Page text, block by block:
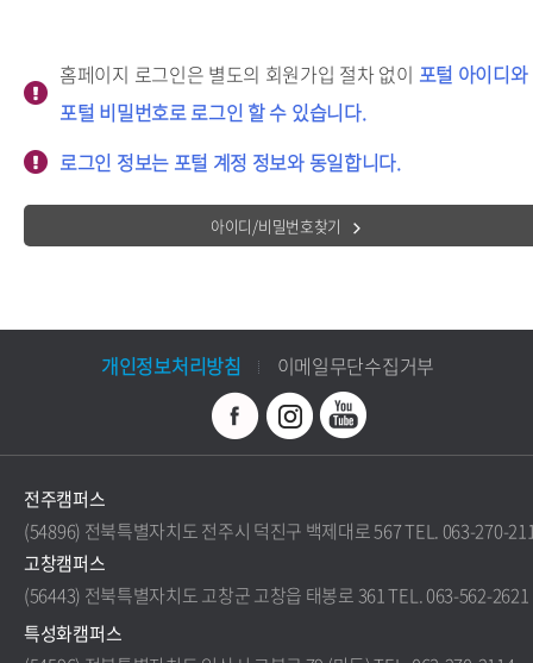
홈페이지 로그인은 별도의 회원가입 절차 없이 포털 아이디와
포털 비밀번호로 로그인 할 수 있습니다.
로그인 정보는 포털 계정 정보와 동일합니다.
아이디/비밀번호찾기
개인정보처리방침 이메일무단수집거부
전주캠퍼스
(54896) 전북특별자치도 전주시 덕진구 백제대로 567 TEL. 063-270-
고창캠퍼스
(56443) 전북특별자치도 고창군 고창읍 태봉로 361 TEL. 063-562-2621
특성화캠퍼스